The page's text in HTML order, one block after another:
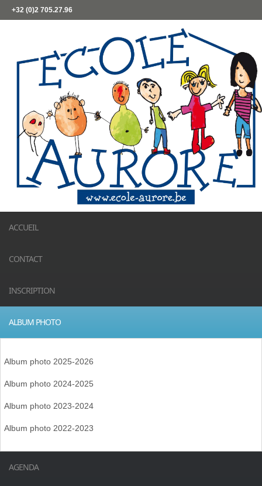
+32 (0)2 705.27.96
ACCUEIL
CONTACT
INSCRIPTION
ALBUM PHOTO
Album photo 2025-2026
Album photo 2024-2025
Album photo 2023-2024
Album photo 2022-2023
AGENDA